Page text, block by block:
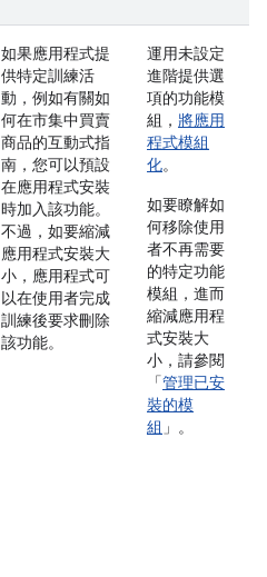
如果應用程式提
供特定訓練活
動，例如有關如
何在市集中買賣
商品的互動式指
南，您可以預設
在應用程式安裝
時加入該功能。
不過，如要縮減
應用程式安裝大
小，應用程式可
以在使用者完成
訓練後要求刪除
該功能。
運用未設定
進階提供選
項的功能模
組， 將應用
程式模組
化。
如要瞭解如
何移除使用
者不再需要
的特定功能
模組，進而
縮減應用程
式安裝大
小，請參閱
「管理已安
裝的模
組 」。